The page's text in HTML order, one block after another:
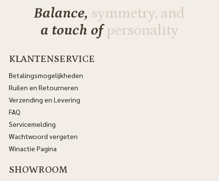
Balance, symmetry, and
a touch ofpersonality
KLANTENSERVICE
Betalingsmogelijkheden
Ruilen en Retourneren
Verzending en Levering
FAQ
Servicemelding
Wachtwoord vergeten
Winactie Pagina
SHOWROOM